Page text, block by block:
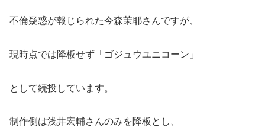
不倫疑惑が報じられた今森茉耶さんですが、
現時点では降板せず「ゴジュウユニコーン」
として続投しています。
制作側は浅井宏輔さんのみを降板とし、